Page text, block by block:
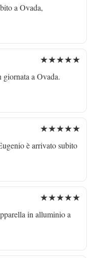
a Ovada,
★★★★★
a Ovada.
★★★★★
è arrivato subito
★★★★★
in alluminio a